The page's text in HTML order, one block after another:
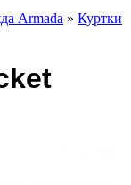
Armada » Куртки